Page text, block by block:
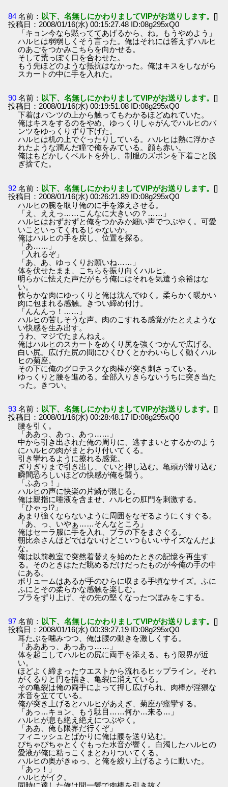
84 名前： 以下、名無しにかわりましてVIPがお送りします。 []
投稿日：2008/01/16(水) 00:15:27.48 ID:08g295xQ0
「キョン今なら黙っててあげるから、ね。もうやめよう」
ハルヒは弱弱しくそう言った。俺はそれには答えずハルヒ
のあごをつかみこちらを向かせる。
そして荒っぽく口を合わせた。
もう先ほどのような抵抗はなかった。俺はキスをしながら
スカートの中に手を入れた。
90 名前： 以下、名無しにかわりましてVIPがお送りします。 []
投稿日：2008/01/16(水) 00:19:51.08 ID:08g295xQ0
下着はパンツの上から触ってもわかるほどぬれていた。
俺はキスをするのをやめ、ゆっくりしゃがんでハルヒのパ
ンツをゆっくりずり下げた。
ハルヒは机の上でぐったりしている。ハルヒは熱に浮かさ
れたような潤んだ瞳で俺をみている。顔も赤い。
俺はもどかしくベルトを外し、制服のズボンを下着ごと脱
ぎ捨てた。
92 名前： 以下、名無しにかわりましてVIPがお送りします。 []
投稿日：2008/01/16(水) 00:26:21.89 ID:08g295xQ0
ハルヒの腕を取り俺のに手を添えさせる。
「え、ええっ……こんなに大きいの？……」
ハルヒはおずおずと俺をつかみか細い声でつぶやく。可愛
いこといってくれるじゃないか。
俺はハルヒの手を戻し、位置を探る。
「あ……」
「入れるぞ」
「あ、あ、ゆっくりお願いね……」
体を伏せたまま、こちらを振り向くハルヒ。
明らかに怯えた声だがもう俺にはそれを気遣う余裕はな
い。
軟らかな肉にゆっくりと俺は沈んでゆく。柔らかく暖かい
肉に包まれる感触。きつい締め付け。
「んんんっ！……」
ハルヒの苦しそうな声。肉のこすれる感覚がたとえような
い快感を生み出す。
うわ、マジでたまんねえ。
俺はハルヒのスカートをめくり尻を強くつかんで広げる。
白い尻。広げた尻の間にひくひくとかわいらしく動くハル
ヒの菊座。
その下に俺のグロテスクな肉棒が突き刺さっている。
ゆっくりと腰を進める。全部入りきらないうちに突き当た
った。きつい。
93 名前： 以下、名無しにかわりましてVIPがお送りします。 []
投稿日：2008/01/16(水) 00:28:48.17 ID:08g295xQ0
腰を引く。
「ああっ、あっ、あっ……」
中から引き出された俺の周りに、逃すまいとするかのよう
にハルヒの肉がまとわり付いてくる。
引き攣れるように擦れる感覚。
ぎりぎりまで引き出し、ぐいと押し込む。亀頭が潜り込む
瞬間恐ろしいほどの快感が俺を襲う。
「ふあっ！」
ハルヒの声に快楽の片鱗が混じる。
俺は親指に唾液を含ませ、ハルヒの肛門を刺激する。
「ひゃっ!?」
あまり強くならないように周囲をなぞるようにくすぐる。
「あ、っ、いやぁ……そんなところ」
俺はセーラ服に手を入れ、ブラの下をまさぐる。
朝比奈さんほどではないけどこいつもいいサイズなんだよ
な。
俺は以前教室で突然着替えを始めたときの記憶を再生す
る。そのときはただ眺めるだけだったものが今俺の手の中
にある。
ボリュームはあるが手のひらに収まる手頃なサイズ。ふに
ふにとその柔らかな感触を楽しむ。
ブラをずり上げ、その先の堅くなったつぼみをこする。
97 名前： 以下、名無しにかわりましてVIPがお送りします。 []
投稿日：2008/01/16(水) 00:39:27.19 ID:08g295xQ0
耳たぶを噛みつつ、俺は腰の動きを激しくする。
「あああっ、あっあっ……」
体を起こしてハルヒの尻に両手を添える。もう限界が近
い。
ほどよく締まったウエストから流れるヒップライン。それ
がくるりと円を描き、亀裂に消えている。
その亀裂は俺の両手によって押し広げられ、肉棒が淫猥な
水音を立てている。
俺が突き上げるとハルヒがあえぎ、菊座が痙攣する。
「あっ…キョン、もう駄目……何か…来る…」
ハルヒが息も絶え絶えにつぶやく。
「ああ、俺も限界だ行くぞ」
フィニッシュとばかりに俺は腰を送り込む。
ぴちゃぴちゃとくぐもった水音が響く。白濁したハルヒの
愛液が俺に粘っこくまとわりついてくる。
ハルヒの奥がきゅっ、と俺を絞り上げるように動いた。
「あっ！」
ハルヒがイク。